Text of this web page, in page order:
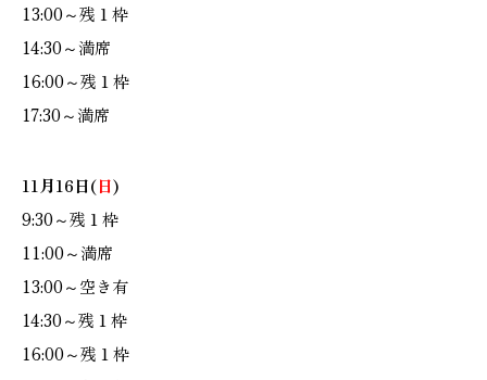
13:00～残１枠
14:30～満席
16:00～残１枠
17:30～満席
11月16日(日)
9:30～残１枠
11:00～満席
13:00～空き有
14:30～残１枠
16:00～残１枠